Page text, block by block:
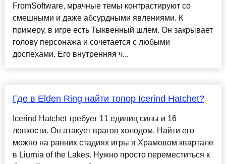
FromSoftware, мрачные темы контрастируют со
смешными и даже абсурдными явлениями. К
примеру, в игре есть Тыквенный шлем. Он закрывает
голову персонажа и сочетается с любыми
доспехами. Его внутренняя ч...
Где в Elden Ring найти топор Icerind Hatchet?
Icerind Hatchet требует 11 единиц силы и 16
ловкости. Он атакует врагов холодом. Найти его
можно на ранних стадиях игры в Храмовом квартале
в Liurnia of the Lakes. Нужно просто переместиться к